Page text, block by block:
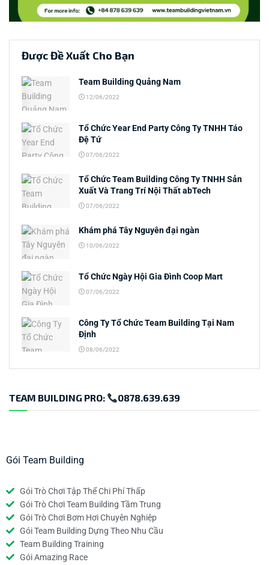
Được Đề Xuất Cho Bạn
Team Building Quảng Nam
12/06/2022
Tổ Chức Year End Party Công Ty TNHH Táo
Đệ Tứ
07/06/2022
Tổ Chức Team Building Công Ty TNHH Sản
Xuất Và Trang Trí Nội Thất abTech
07/06/2022
Khám phá Tây Nguyên đại ngàn
10/06/2022
Tổ Chức Ngày Hội Gia Đình Coop Mart
07/06/2022
Công Ty Tổ Chức Team Building Tại Nam
Định
08/06/2022
TEAM BUILDING PRO: 0878.639.639
Gói Team Building
Gói Trò Chơi Tập Thể Chi Phí Thấp
Gói Trò Chơi Team Building Tầm Trung
Gói Trò Chơi Bơm Hơi Chuyên Nghiệp
Gói Team Building Dựng Theo Nhu Cầu
Team Building Training
Gói Amazing Race